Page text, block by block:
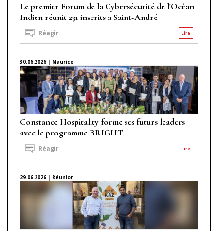
Le premier Forum de la Cybersécurité de l'Océan
Indien réunit 231 inscrits à Saint-André
Lire
Réagir
30.06.2026 | Maurice
Constance Hospitality forme ses futurs leaders
avec le programme BRIGHT
Lire
Réagir
29.06.2026 | Réunion